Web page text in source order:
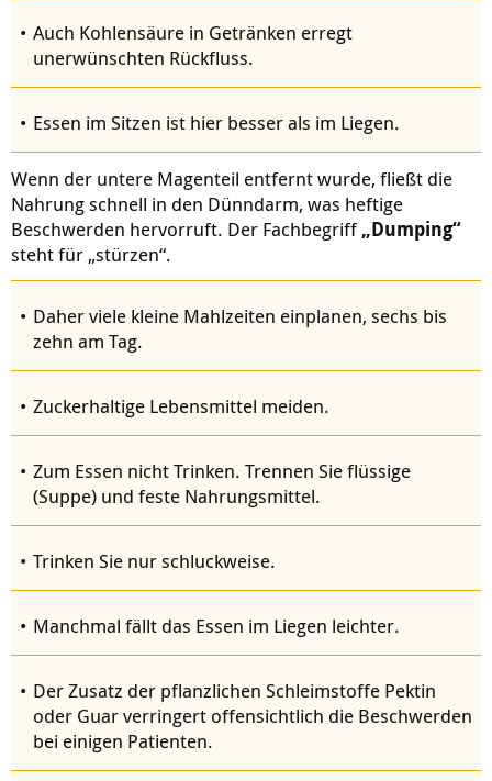
Auch Kohlensäure in Getränken erregt
unerwünschten Rückfluss.
Essen im Sitzen ist hier besser als im Liegen.
Wenn der untere Magenteil entfernt wurde, fließt die
Nahrung schnell in den Dünndarm, was heftige
Beschwerden hervorruft. Der Fachbegriff „Dumping“
steht für „stürzen“.
Daher viele kleine Mahlzeiten einplanen, sechs bis
zehn am Tag.
Zuckerhaltige Lebensmittel meiden.
Zum Essen nicht Trinken. Trennen Sie flüssige
(Suppe) und feste Nahrungsmittel.
Trinken Sie nur schluckweise.
Manchmal fällt das Essen im Liegen leichter.
Der Zusatz der pflanzlichen Schleimstoffe Pektin
oder Guar verringert offensichtlich die Beschwerden
bei einigen Patienten.